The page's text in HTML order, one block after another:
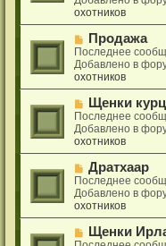
б
щ
е
н
и
е
е
с
о
о
б
щ
е
н
и
е
охотников
Н
о
в
о
е
с
о
о
б
щ
е
н
и
е
Продажа
Последнее
Добавлено в
охотников
Н
о
в
о
е
с
о
о
б
щ
е
н
Щенки
Последнее
Добавлено в
охотников
Н
о
в
о
е
с
о
Дратхаар
Последнее
Добавлено в
охотников
Н
о
Щенки